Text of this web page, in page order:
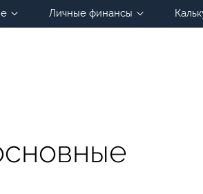
Личные финансы